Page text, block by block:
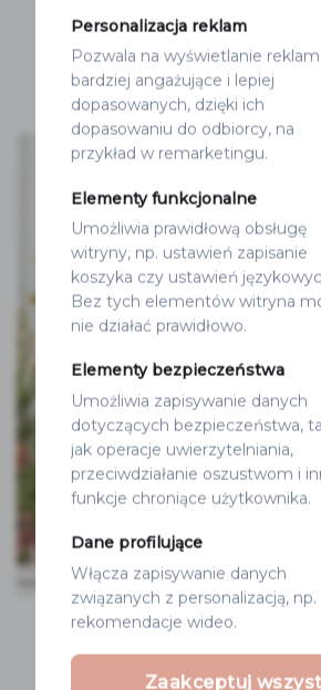
KSIĘGA GOŚCI – 10
SPOSOBÓW NA
WPISÓW
POMYSŁY NA
PODZIĘKOWANIA DLA
Personalizacja reklam
Pozwala na wyświetlanie reklam
bardziej angażujące i lepiej
dopasowanych, dzięki ich
dopasowaniu do odbiorcy, na
przykład w remarketingu.
Elementy funkcjonalne
Umożliwia prawidłową obsługę
witryny, np. ustawień zapisanie
koszyka czy ustawień
Bez tych elementów witryna
nie działać prawidłowo.
Elementy bezpieczeństwa
Umożliwia zapisywanie danych
dotyczących bezpieczeństwa,
jak operacje uwierzytelniania,
przeciwdziałanie oszustwom i
funkcje chroniące użytkownika.
Dane profilujące
Włącza zapisywanie danych
związanych z personalizacją, np.
rekomendacje wideo.
Zaakceptuj